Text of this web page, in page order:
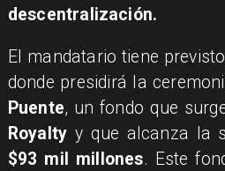
descentralización.
El mandatario tiene
donde presidirá la
Puente, un fondo que
Royalty y que alcanza la
$93 mil millones. Este